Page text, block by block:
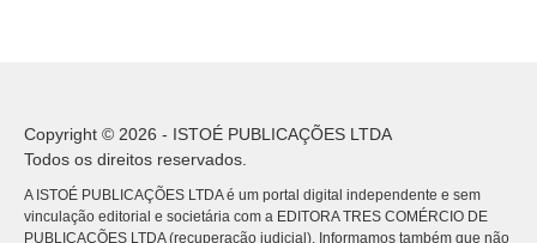
Copyright © 2026 - ISTOÉ PUBLICAÇÕES LTDA
Todos os direitos reservados.
A ISTOÉ PUBLICAÇÕES LTDA é um portal digital independente e sem
vinculação editorial e societária com a EDITORA TRES COMÉRCIO DE
PUBLICACÕES LTDA (recuperação judicial). Informamos também que não